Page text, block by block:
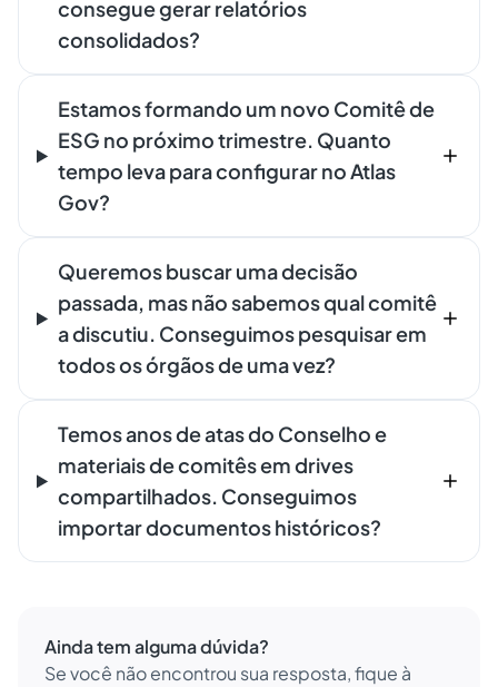
consegue gerar relatórios
consolidados?
Estamos formando um novo Comitê de
ESG no próximo trimestre. Quanto
tempo leva para configurar no Atlas
Gov?
Queremos buscar uma decisão
passada, mas não sabemos qual comitê
a discutiu. Conseguimos pesquisar em
todos os órgãos de uma vez?
Temos anos de atas do Conselho e
materiais de comitês em drives
compartilhados. Conseguimos
importar documentos históricos?
Ainda tem alguma dúvida?
Se você não encontrou sua resposta, fique à